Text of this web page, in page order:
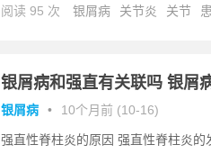
阅读 95 次 银屑病 关节炎 关节
银屑病和强直有关联吗 银屑
银屑病 • 10个月前 (10-16)
强直性脊柱炎的原因 强直性脊柱炎